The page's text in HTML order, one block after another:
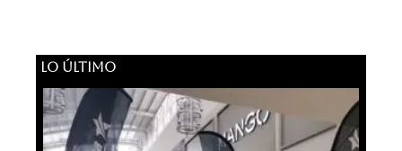
LO ÚLTIMO